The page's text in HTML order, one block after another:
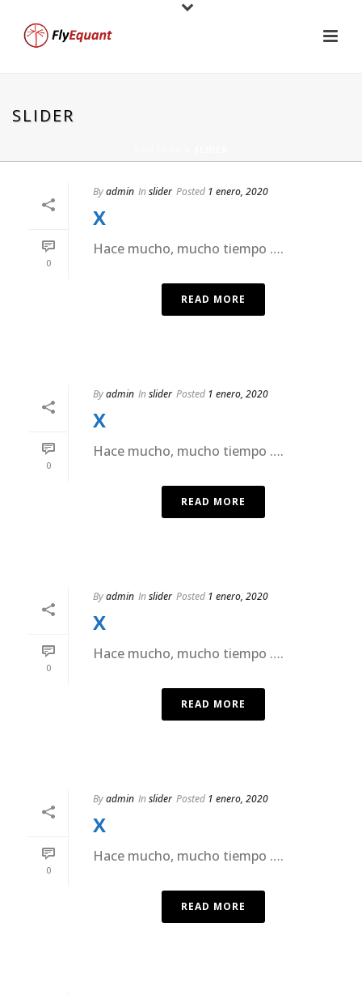
SLIDER
0
Byadmin Inslider Posted 1 enero, 2020
X
Hace mucho, mucho tiempo ….
READ MORE
0
Byadmin Inslider Posted 1 enero, 2020
X
Hace mucho, mucho tiempo ….
READ MORE
0
Byadmin Inslider Posted 1 enero, 2020
X
Hace mucho, mucho tiempo ….
READ MORE
0
Byadmin Inslider Posted 1 enero, 2020
X
Hace mucho, mucho tiempo ….
READ MORE